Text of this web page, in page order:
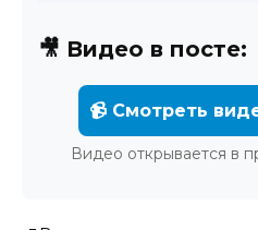
🎥 Видео в посте:
📹 Смотреть
Видео открывается в